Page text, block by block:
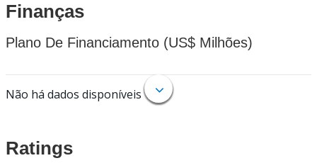
Finanças
Plano De Financiamento (US$ Milhões)
Não há dados disponíveis
Ratings